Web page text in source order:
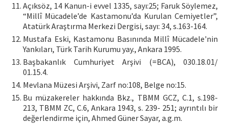
Açıksöz, 14 Kanun-i evvel 1335, sayı:25; Faruk Söylemez,
“Millî Mücadele’de Kastamonu’da Kurulan Cemiyetler”,
Atatürk Araştırma Merkezi Dergisi, sayı: 34, s.163-164.
Mustafa Eski, Kastamonu Basınında Millî Mücadele'nin
Yankıları, Türk Tarih Kurumu yay., Ankara 1995.
Başbakanlık Cumhuriyet Arşivi (=BCA), 030.18.01/
01.15.4.
Mevlana Müzesi Arşivi, Zarf no:108, Belge no:15.
Bu müzakereler hakkında Bkz., TBMM GCZ, C.1, s.198-
213, TBMM ZC, C.6, Ankara 1943, s. 239- 251; ayrıntılı bir
değerlendirme için, Ahmed Güner Sayar, a.g.m.